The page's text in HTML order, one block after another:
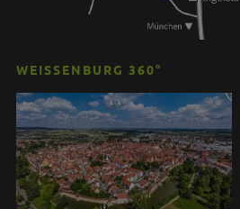
WEISSENBURG 360°